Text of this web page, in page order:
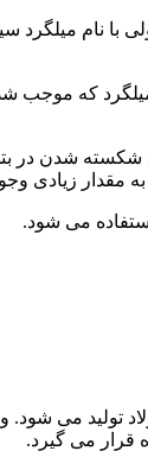
با نام میلگرد
که موجب
شکسته شدن در
مقدار زیادی
می شود.
تولید می
قرار می گیرد.